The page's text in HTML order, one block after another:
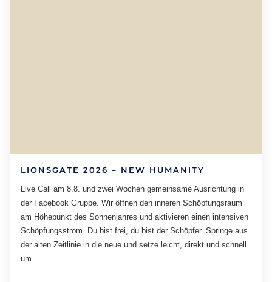
LIONSGATE 2026 – NEW HUMANITY
Live Call am 8.8. und zwei Wochen gemeinsame Ausrichtung in
der Facebook Gruppe. Wir öffnen den inneren Schöpfungsraum
am Höhepunkt des Sonnenjahres und aktivieren einen intensiven
Schöpfungsstrom. Du bist frei, du bist der Schöpfer. Springe aus
der alten Zeitlinie in die neue und setze leicht, direkt und schnell
um.